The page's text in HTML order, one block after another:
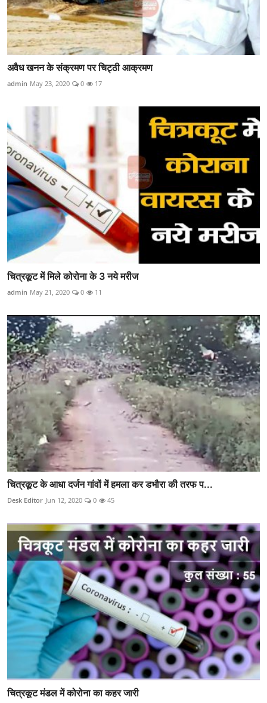
अवैध खनन के संक्रमण पर चिट्ठी आक्रमण
admin May 23, 2020 0 17
चित्रकूट में मिले कोरोना के 3 नये मरीज
admin May 21, 2020 0 11
चित्रकूट के आधा दर्जन गांवों में हमला कर डभौरा की तरफ प...
Desk Editor Jun 12, 2020 0 45
चित्रकूट मंडल में कोरोना का कहर जारी